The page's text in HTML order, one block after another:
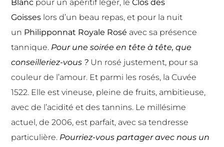
Blanc pour un apéritif léger, leClos des
Goisses lors d’un beau repas, et pour la nuit
un Philipponnat Royale Rosé avec sa présence
tannique. Pour une soirée en tête à tête, que
conseilleriez-vous ? Un rosé justement, pour sa
couleur de l’amour. Et parmi les rosés, la Cuvée
1522. Elle est vineuse, pleine de fruits, ambitieuse,
avec de l’acidité et des tannins. Le millésime
actuel, de 2006, est parfait, avec sa tendresse
particulière. Pourriez-vous partager avec nous un